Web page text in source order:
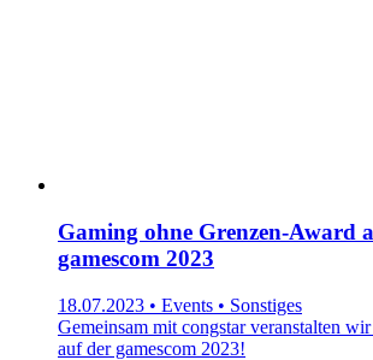
Gaming ohne Grenzen-Award
gamescom 2023
18.07.2023 • Events • Sonstiges
Gemeinsam mit congstar veranstalten
auf der gamescom 2023!